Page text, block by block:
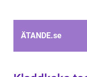
ÄTANDE.se